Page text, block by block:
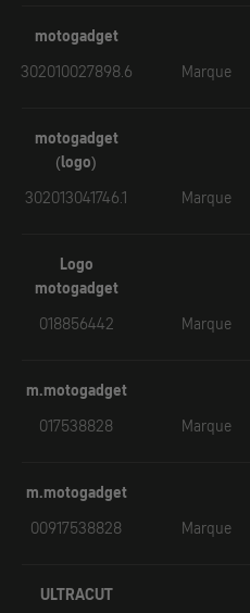
motogadget
302010027898.6
Marque
motogadget
(logo)
302013041746.1
Marque
Logo
motogadget
018856442
Marque
m.motogadget
017538828
Marque
m.motogadget
00917538828
Marque
ULTRACUT